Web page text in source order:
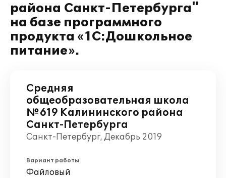
района Санкт-Петербурга"
на базе программного
продукта «1С:Дошкольное
питание».
Средняя
общеобразовательная школа
№619 Калининского района
Санкт-Петербурга
Санкт-Петербург, Декабрь 2019
Вариант работы
Файловый